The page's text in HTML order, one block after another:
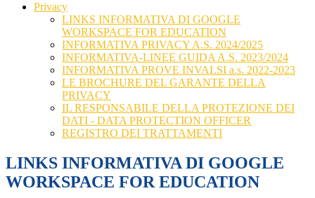
Privacy
LINKS INFORMATIVA DI GOOGLE
WORKSPACE FOR EDUCATION
INFORMATIVA PRIVACY A.S. 2024/2025
INFORMATIVA-LINEE GUIDA A.S. 2023/2024
INFORMATIVA PROVE INVALSI a.s. 2022-2023
LE BROCHURE DEL GARANTE DELLA
PRIVACY
IL RESPONSABILE DELLA PROTEZIONE DEI
DATI - DATA PROTECTION OFFICER
REGISTRO DEI TRATTAMENTI
LINKS INFORMATIVA DI GOOGLE
WORKSPACE FOR EDUCATION